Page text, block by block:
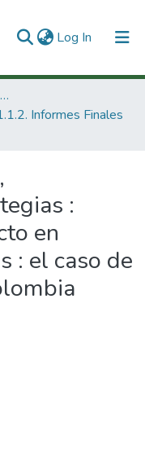
Log In (current)
1. Investigación Financiada con Recursos Públicos
Informes Finales
:
en
: el caso de